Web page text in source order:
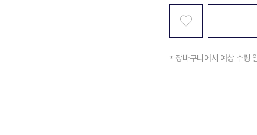
* 장바구니에서 예상 수령